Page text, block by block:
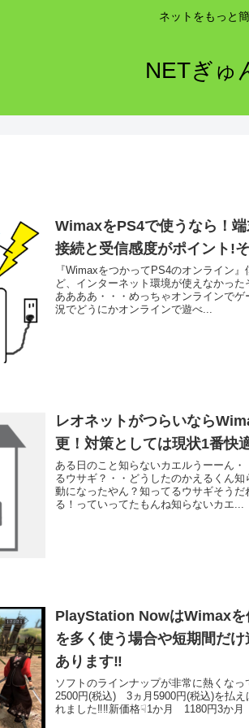
ネットをもっと
NETぎゅ
WimaxをPS4で使うなら！
接続と受信感度がポイント!
『WimaxをつかってPS4のオンライン
ど、インターネット環境が使えなかっ
ああああ・・・めっちゃオンラインで
況でどうにかオンラインで遊べ...
レオネットがつらいなら
更！対策としては現状1番快
ある日のこと知らないカエルうーーん
るウサギ？・・どうしたのかえるくん
動になったやん？知ってるウサギそうだ
る！っていってたもんね知らないカエ...
PlayStation NowはWimaxを
を多く使う場合や短期間だ
あります‼
ソフトのラインナップが非常に熱くな
2500円(税込) 3ヵ月5900円(税込)を払え
れました‼‼新価格☟1か月 1180円3か